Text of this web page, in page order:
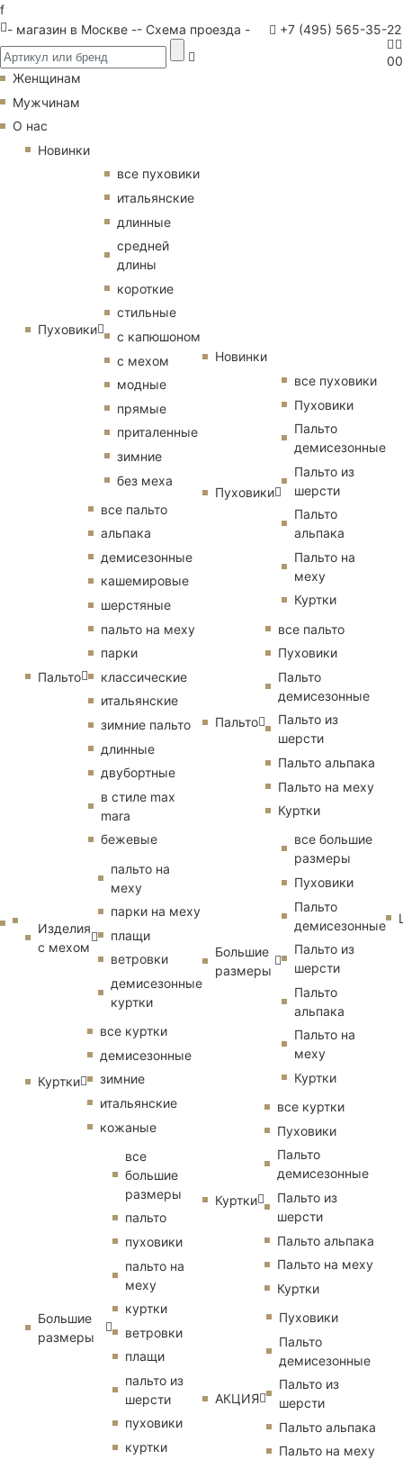
f
- магазин в Москве -- Схема проезда - +7 (495) 565-35-22
00
Женщинам
Мужчинам
О нас
Новинки
Пуховики
все пуховики
итальянские
длинные
средней
длины
короткие
стильные
с капюшоном
с мехом
модные
прямые
приталенные
зимние
без меха
Пальто
все пальто
альпака
демисезонные
кашемировые
шерстяные
пальто на меху
парки
классические
итальянские
зимние пальто
длинные
двубортные
в стиле max
mara
бежевые
Изделия
с мехом
пальто на
меху
парки на меху
плащи
ветровки
демисезонные
куртки
Куртки
все куртки
демисезонные
зимние
итальянские
кожаные
Большие
размеры
все
большие
размеры
пальто
пуховики
пальто на
меху
куртки
ветровки
плащи
пальто из
шерсти
пуховики
куртки
Новинки
Пуховики
все пуховики
Пуховики
Пальто
демисезонные
Пальто из
шерсти
Пальто
альпака
Пальто на
меху
Куртки
Пальто
все пальто
Пуховики
Пальто
демисезонные
Пальто из
шерсти
Пальто альпака
Пальто на меху
Куртки
Большие
размеры
все большие
размеры
Пуховики
Пальто
демисезонные
Пальто из
шерсти
Пальто
альпака
Пальто на
меху
Куртки
Куртки
все куртки
Пуховики
Пальто
демисезонные
Пальто из
шерсти
Пальто альпака
Пальто на меху
Куртки
АКЦИЯ
Пуховики
Пальто
демисезонные
Пальто из
шерсти
Пальто альпака
Пальто на меху